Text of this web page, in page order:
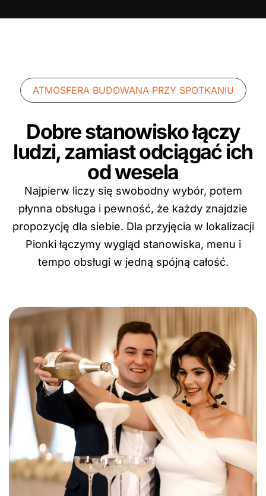
ATMOSFERA BUDOWANA PRZY SPOTKANIU
Dobre stanowisko łączy
ludzi, zamiast odciągać ich
od wesela
Najpierw liczy się swobodny wybór, potem
płynna obsługa i pewność, że każdy znajdzie
propozycję dla siebie. Dla przyjęcia w lokalizacji
Pionki łączymy wygląd stanowiska, menu i
tempo obsługi w jedną spójną całość.